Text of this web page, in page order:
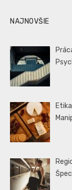
NAJNOVŠIE